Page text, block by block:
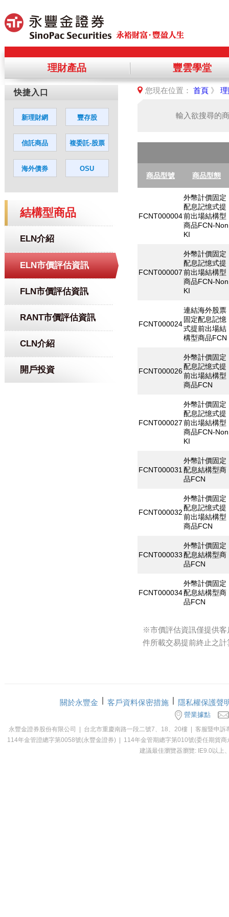
理財產品 豐雲學堂
結構型商品
ELN介紹
ELN市價評估資訊
FLN市價評估資訊
RANT市價評估資訊
CLN介紹
開戶投資
您現在位置： 首頁 》
輸入欲搜尋的
商品型號 商品型態
FCNT000004
外幣計價固定
配息記憶式提
前出場結構型
商品FCN-Non
KI
FCNT000007
外幣計價固定
配息記憶式提
前出場結構型
商品FCN-Non
KI
FCNT000024
連結海外股票
固定配息記憶
式提前出場結
構型商品FCN
FCNT000026
外幣計價固定
配息記憶式提
前出場結構型
商品FCN
FCNT000027
外幣計價固定
配息記憶式提
前出場結構型
商品FCN-Non
KI
FCNT000031
外幣計價固定
配息結構型商
品FCN
FCNT000032
外幣計價固定
配息記憶式提
前出場結構型
商品FCN
FCNT000033
外幣計價固定
配息結構型商
品FCN
FCNT000034
外幣計價固定
配息結構型商
品FCN
※市價評估資訊僅提供客
件所載交易提前終止之
關於永豐金 客戶資料保密措施 隱私權保護聲
營業據點
永豐金證券股份有限公司 | 台北市重慶南路一段二號7、18、20樓 | 客服暨申
114年金管證總字第0058號(永豐金證券) | 114年金管期總字第010號(委任期貨
建議最佳瀏覽器瀏覽: IE9.0以上
您若同意繼續進入該網站，請點選